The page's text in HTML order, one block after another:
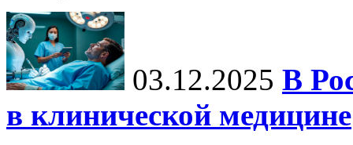
03.12.2025 В
в клинической медицине